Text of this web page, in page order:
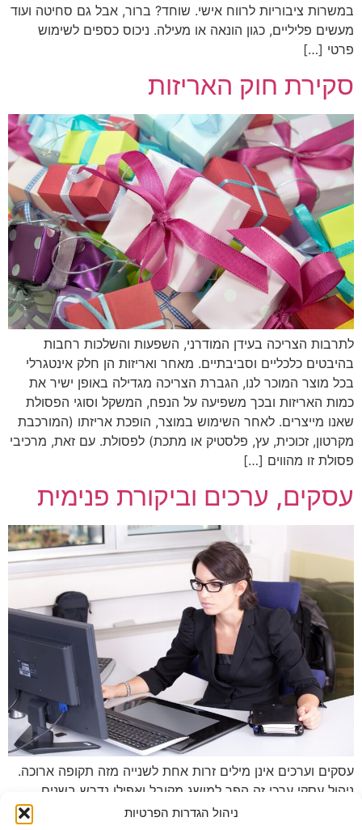
ניהול הגדרות הפרטיות
במשרות ציבוריות לרווח אישי. שוחד? ברור, אבל גם סחיטה ועוד
מעשים פליליים, כגון הונאה או מעילה. ניכוס כספים לשימוש
פרטי […]
סקירת חוק האריזות
לתרבות הצריכה בעידן המודרני, השפעות והשלכות רחבות
בהיבטים כלכליים וסביבתיים. מאחר ואריזות הן חלק אינטגרלי
בכל מוצר המוכר לנו, הגברת הצריכה מגדילה באופן ישיר את
כמות האריזות ובכך משפיעה על הנפח, המשקל וסוגי הפסולת
שאנו מייצרים. לאחר השימוש במוצר, הופכת אריזתו (המורכבת
מקרטון, זכוכית, עץ, פלסטיק או מתכת) לפסולת. עם זאת, מרכיבי
פסולת זו מהווים […]
עסקים, ערכים וביקורת פנימית
עסקים וערכים אינן מילים זרות אחת לשנייה מזה תקופה ארוכה.
ניהול עסקי ערכי זה הפך למושג מקובל ואפילו נדרש בשנים
האחרונות. ערכים כגון: ממשל תאגידי, תרומה לקהילה ואיכות